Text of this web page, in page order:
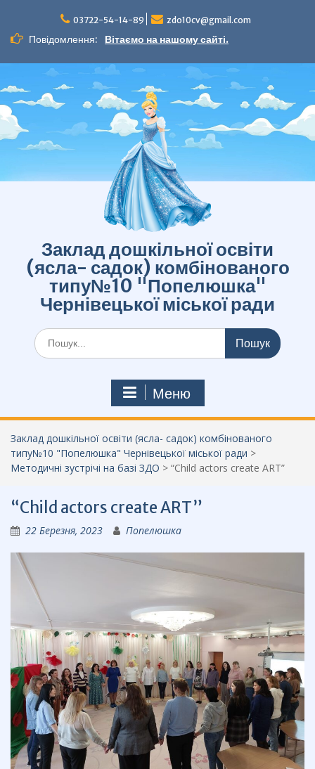
вмісту
03722-54-14-89 zdo10cv@gmail.com
Повідомлення: Вітаємо на нашому сайті.
Заклад дошкільної освіти
(ясла- садок) комбінованого
типу№10 "Попелюшка"
Чернівецької міської ради
Шукати:
Меню
Заклад дошкільної освіти (ясла- садок) комбінованого
типу№10 "Попелюшка" Чернівецької міської ради >
Методичні зустрічі на базі ЗДО > “Child actors create ART”
“Child actors create ART”
22 Березня, 2023 Попелюшка